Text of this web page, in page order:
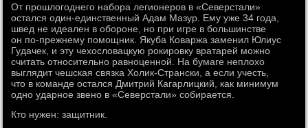
От прошлогоднего набора легионеров в «Северстали»
остался один-единственный Адам Мазур. Ему уже 34 года,
швед не идеален в обороне, но при игре в большинстве
он по-прежнему помощник. Якуба Коваржа заменил Юлиус
Гудачек, и эту чехословацкую рокировку вратарей можно
считать относительно равноценной. На бумаге неплохо
выглядит чешская связка Холик-Странски, а если учесть,
что в команде остался Дмитрий Кагарлицкий, как минимум
одно ударное звено в «Северстали» собирается.
Кто нужен: защитник.